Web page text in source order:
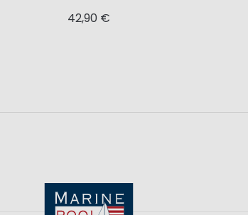
42,90 €